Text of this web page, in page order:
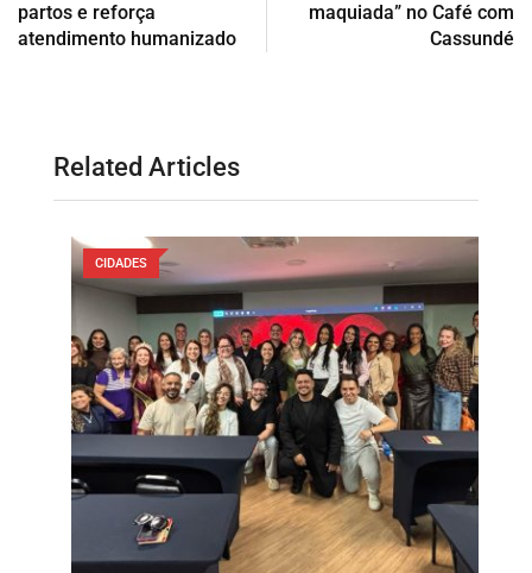
partos e reforça
atendimento humanizado
maquiada” no Café com
Cassundé
Related Articles
CIDADES